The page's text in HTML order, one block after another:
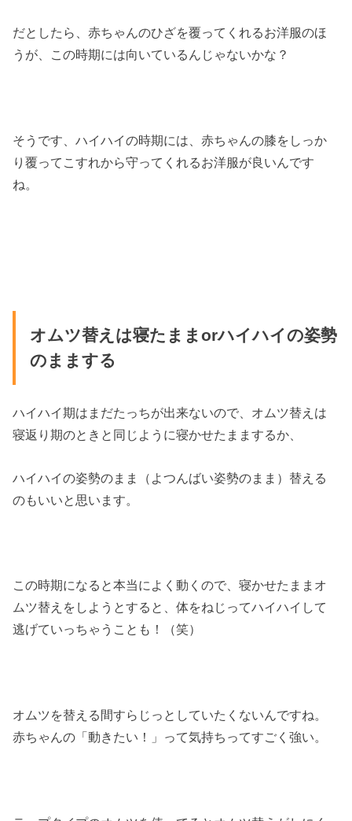
だとしたら、赤ちゃんのひざを覆ってくれるお洋服のほ
うが、この時期には向いているんじゃないかな？
そうです、ハイハイの時期には、赤ちゃんの膝をしっか
り覆ってこすれから守ってくれるお洋服が良いんです
ね。
オムツ替えは寝たままorハイハイの姿勢
のままする
ハイハイ期はまだたっちが出来ないので、オムツ替えは
寝返り期のときと同じように寝かせたままするか、
ハイハイの姿勢のまま（よつんばい姿勢のまま）替える
のもいいと思います。
この時期になると本当によく動くので、寝かせたままオ
ムツ替えをしようとすると、体をねじってハイハイして
逃げていっちゃうことも！（笑）
オムツを替える間すらじっとしていたくないんですね。
赤ちゃんの「動きたい！」って気持ちってすごく強い。